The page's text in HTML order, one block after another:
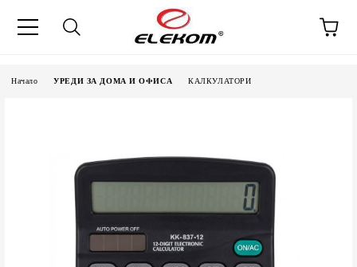
Начало УРЕДИ ЗА ДОМА И ОФИСА КАЛКУЛАТОРИ